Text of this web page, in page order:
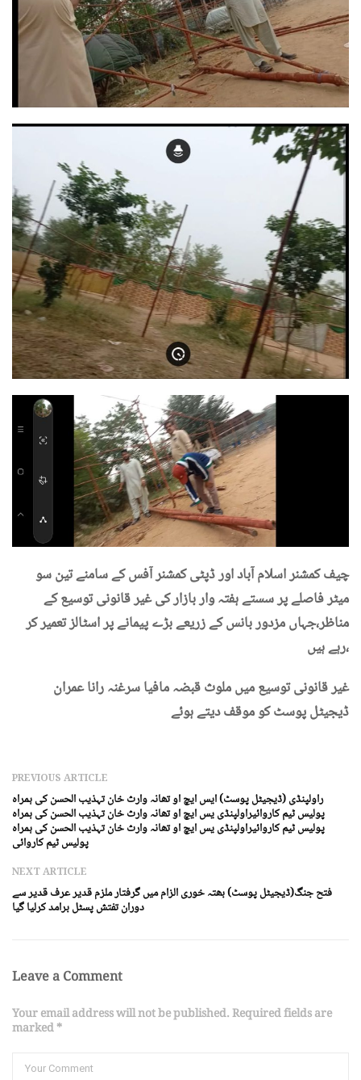
چیف کمشنر اسلام آباد اور ڈپٹی کمشنر آفس کے سامنے تین سو
میٹر فاصلے پر سستے ہفتہ وار بازار کی غیر قانونی توسیع کے
مناظر،جہاں مزدور بانس کے زریعے بڑے پیمانے پر اسٹالز تعمیر کر
رہے ہیں،
غیر قانونی توسیع میں ملوث قبضہ مافیا سرغنہ رانا عمران
ڈیجیٹل پوسٹ کو موقف دیتے ہوئے
PREVIOUS ARTICLE
راولپنڈی (ڈیجیٹل پوسٹ) ایس ایچ او تھانہ وارث خان تہذیب الحسن کی ہمراہ
پولیس ٹیم کاروائیراولپنڈی یس ایچ او تھانہ وارث خان تہذیب الحسن کی ہمراہ
پولیس ٹیم کاروائیراولپنڈی یس ایچ او تھانہ وارث خان تہذیب الحسن کی ہمراہ
پولیس ٹیم کاروائی
NEXT ARTICLE
فتح جنگ(ڈیجیٹل پوسٹ) بھتہ خوری الزام میں گرفتار ملزم قدیر عرف قدیر سے
دوران تفتش پسٹل برامد کرلیا گیا
Leave a Comment
Your email address will not be published. Required fields are
marked *